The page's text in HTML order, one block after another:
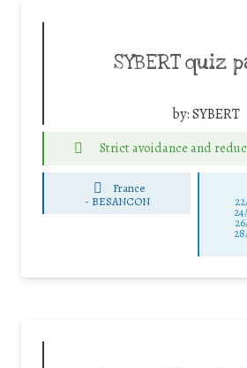
SYBERT quiz
by:SYBERT
Strict avoidance and
France
- BESANCON